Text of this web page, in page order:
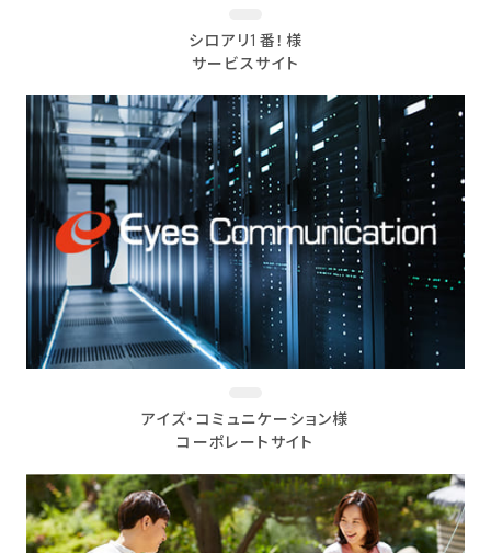
シロアリ1番！様
サービスサイト
アイズ・コミュニケーション様
コーポレートサイト